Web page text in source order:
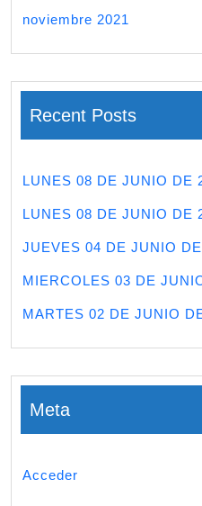
noviembre 2021
Recent Posts
LUNES 08 DE JUNIO DE
LUNES 08 DE JUNIO DE
JUEVES 04 DE JUNIO
MIERCOLES 03 DE
MARTES 02 DE JUNIO
Meta
Acceder